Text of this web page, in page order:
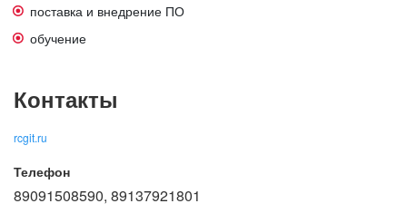
поставка и внедрение ПО
обучение
Контакты
rcgit.ru
Телефон
89091508590, 89137921801